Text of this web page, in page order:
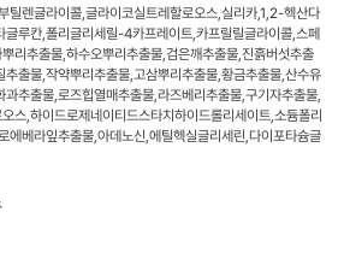
틸렌글라이콜,글라이코실트레할로오스,실리카,1,2-헥산다
루칸,폴리글리세릴-4카프레이트,카프릴릴글라이콜,스페
리추출물,하수오뿌리추출물,검은깨추출물,진흙버섯추출
출물,작약뿌리추출물,고삼뿌리추출물,황금추출물,산수유
추출물,로즈힙열매추출물,라즈베리추출물,구기자추출물,
스,하이드로제네이티드스타치하이드롤리세이트,소듐폴리
에베라잎추출물,아데노신,에틸헥실글리세린,다이포타슘글